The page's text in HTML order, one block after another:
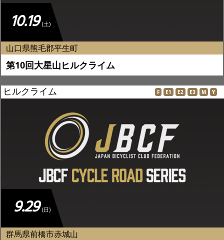
10.19 (土)
山口県熊毛郡平生町
第10回大星山ヒルクライム
ヒルクライム F E1 E2 E3 M Y
9.29 (日)
群馬県前橋市赤城山